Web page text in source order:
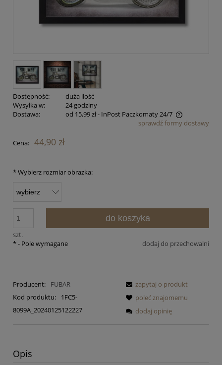
Dostępność:
duża ilość
Wysyłka w:
24 godziny
Dostawa:
od 15,99 zł- InPost Paczkomaty 24/7
Cena nie zawiera ewentualnych kosztów płatnościsprawdź formy dostawy
Cena: 44,90 zł
*Wybierz rozmiar obrazka:
szt.
do koszyka
dodaj do przechowalni
*- Pole wymagane
Producent:
FUBAR
Kod produktu:
1FC5-
8099A_20240125122227
zapytaj o produkt
poleć znajomemu
dodaj opinię
Opis